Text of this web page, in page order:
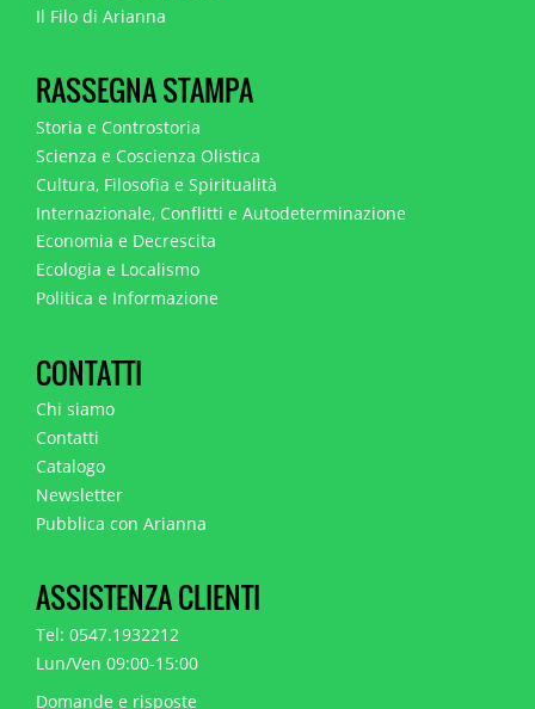
Il Filo di Arianna
RASSEGNA STAMPA
Storia e Controstoria
Scienza e Coscienza Olistica
Cultura, Filosofia e Spiritualità
Internazionale, Conflitti e Autodeterminazione
Economia e Decrescita
Ecologia e Localismo
Politica e Informazione
CONTATTI
Chi siamo
Contatti
Catalogo
Newsletter
Pubblica con Arianna
ASSISTENZA CLIENTI
Tel: 0547.1932212
Lun/Ven 09:00-15:00
Domande e risposte